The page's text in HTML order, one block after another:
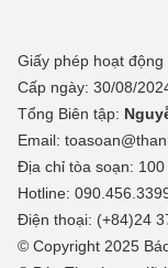
Giấy phép hoạt
Cấp ngày: 30/08/
Tổng Biên tập:
Email:
Địa chỉ tòa soạn:
Hotline:
Điện thoại: (+84)24
© Copyright 2025